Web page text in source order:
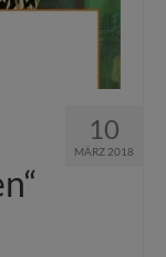
10
MÄRZ 2018